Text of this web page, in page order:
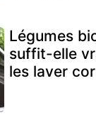
Légumes
suffit-elle
les laver